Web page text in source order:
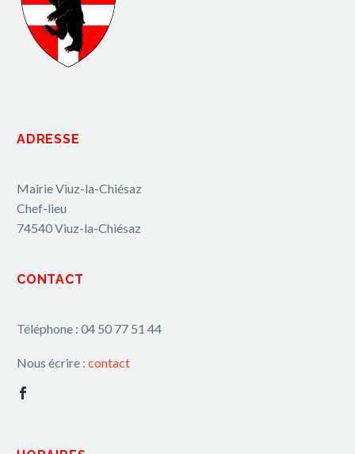
ADRESSE
Mairie Viuz-la-Chiésaz
Chef-lieu
74540 Viuz-la-Chiésaz
CONTACT
Téléphone : 04 50 77 51 44
Nous écrire : contact